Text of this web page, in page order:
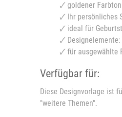
🗸 goldener Farbton
🗸 Ihr persönliches
🗸 ideal für
🗸 Designelemente:
🗸 für ausgewählte
Verfügbar für:
Diese Designvorlage ist
"weitere Themen".